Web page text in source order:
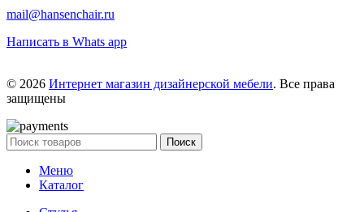
mail@hansenchair.ru
Написать в Whats app
© 2026 Интернет магазин дизайнерской мебели. Все права
защищены
Поиск
Меню
Каталог